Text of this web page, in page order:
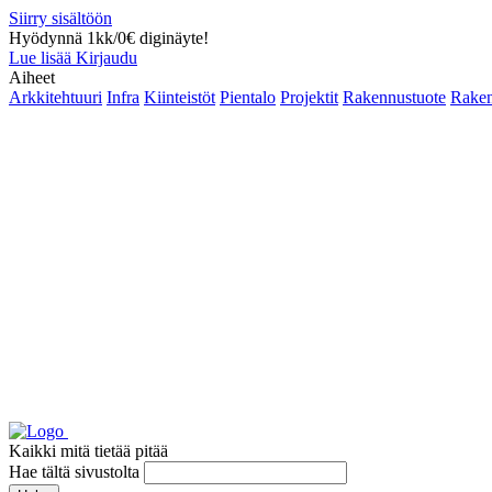
Siirry sisältöön
Hyödynnä 1kk/0€ diginäyte!
Lue lisää Kirjaudu
Aiheet
Arkkitehtuuri Infra Kiinteistöt Pientalo Projektit Rakennustuote
Kaikki mitä tietää pitää
Hae tältä sivustolta